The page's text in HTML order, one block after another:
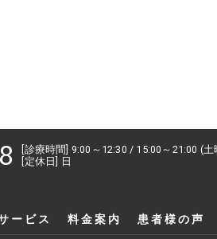
[診療時間] 9:00～12:30 / 15:00～21:00 (
[定休日] 日
ービス 料金案内 患者様の声